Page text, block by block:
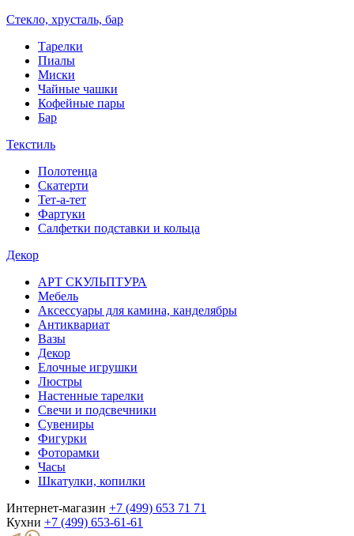
Стекло, хрусталь, бар
Тарелки
Пиалы
Миски
Чайные чашки
Кофейные пары
Бар
Текстиль
Полотенца
Скатерти
Тет-а-тет
Фартуки
Салфетки подставки и кольца
Декор
АРТ СКУЛЬПТУРА
Мебель
Аксессуары для камина, канделябры
Антиквариат
Вазы
Декор
Елочные игрушки
Люстры
Настенные тарелки
Свечи и подсвечники
Сувениры
Фигурки
Фоторамки
Часы
Шкатулки, копилки
Интернет-магазин +7 (499) 653 71 71
Кухни +7 (499) 653-61-61